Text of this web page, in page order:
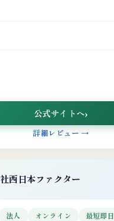
公式サイトへ
詳細レビュー →
西日本ファクター
法人 オンライン
最短即日